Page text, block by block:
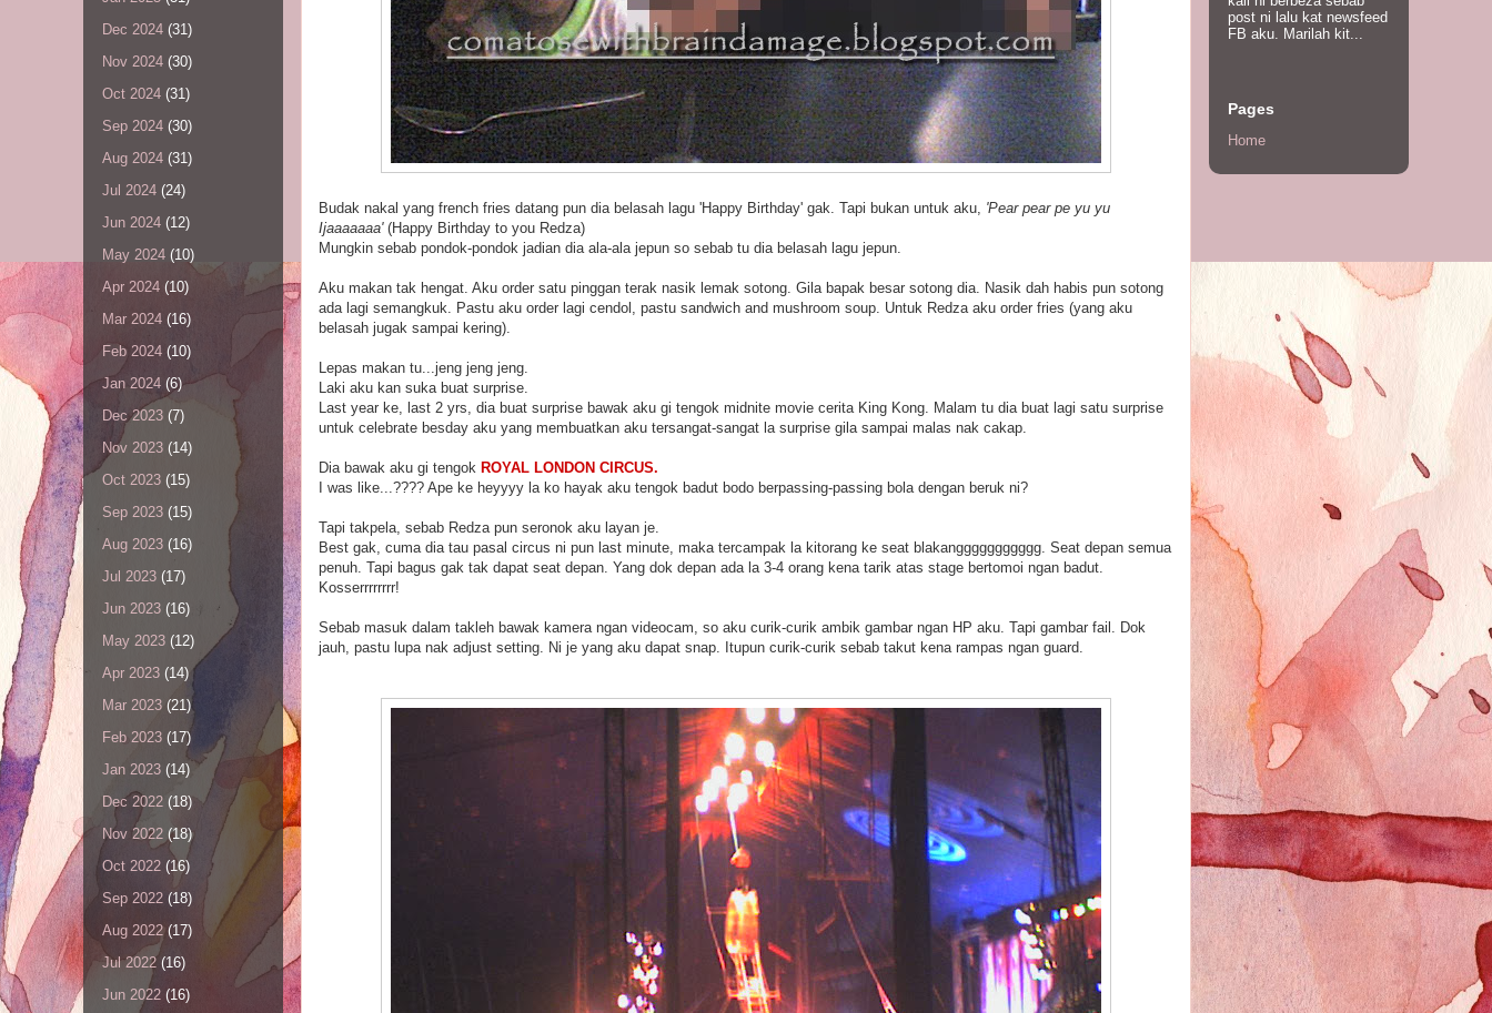
Budak nakal yang french fries datang pun dia belasah lagu 'Happy Birthday' gak. Tapi bukan untuk aku, 'Pear pear pe yu yu
Ijaaaaaaa'(Happy Birthday to you Redza)
Mungkin sebab pondok-pondok jadian dia ala-ala jepun so sebab tu dia belasah lagu jepun.
Aku makan tak hengat. Aku order satu pinggan terak nasik lemak sotong. Gila bapak besar sotong dia. Nasik dah habis pun sotong
ada lagi semangkuk. Pastu aku order lagi cendol, pastu sandwich and mushroom soup. Untuk Redza aku order fries (yang aku
belasah jugak sampai kering).
Lepas makan tu...jeng jeng jeng.
Laki aku kan suka buat surprise.
Last year ke, last 2 yrs, dia buat surprise bawak aku gi tengok midnite movie cerita King Kong. Malam tu dia buat lagi satu surprise
untuk celebrate besday aku yang membuatkan aku tersangat-sangat la surprise gila sampai malas nak cakap.
Dia bawak aku gi tengok ROYAL LONDON CIRCUS.
I was like...???? Ape ke heyyyy la ko hayak aku tengok badut bodo berpassing-passing bola dengan beruk ni?
Tapi takpela, sebab Redza pun seronok aku layan je.
Best gak, cuma dia tau pasal circus ni pun last minute, maka tercampak la kitorang ke seat blakanggggggggggg. Seat depan semua
penuh. Tapi bagus gak tak dapat seat depan. Yang dok depan ada la 3-4 orang kena tarik atas stage bertomoi ngan badut.
Kosserrrrrrrr!
Sebab masuk dalam takleh bawak kamera ngan videocam, so aku curik-curik ambik gambar ngan HP aku. Tapi gambar fail. Dok
jauh, pastu lupa nak adjust setting. Ni je yang aku dapat snap. Itupun curik-curik sebab takut kena rampas ngan guard.
Dec 2024 (31)
Nov 2024 (30)
Oct 2024 (31)
Sep 2024 (30)
Aug 2024 (31)
Jul 2024 (24)
Jun 2024 (12)
May 2024 (10)
Apr 2024 (10)
Mar 2024 (16)
Feb 2024 (10)
Jan 2024 (6)
Dec 2023 (7)
Nov 2023 (14)
Oct 2023 (15)
Sep 2023 (15)
Aug 2023 (16)
Jul 2023 (17)
Jun 2023 (16)
May 2023 (12)
Apr 2023 (14)
Mar 2023 (21)
Feb 2023 (17)
Jan 2023 (14)
Dec 2022 (18)
Nov 2022 (18)
Oct 2022 (16)
Sep 2022 (18)
Aug 2022 (17)
Jul 2022 (16)
Jun 2022 (16)
post ni lalu kat newsfeed
FB aku. Marilah kit...
Pages
Home